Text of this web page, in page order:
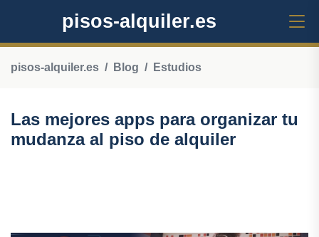
pisos-alquiler.es
pisos-alquiler.es Blog Estudios
Las mejores apps para organizar tu
mudanza al piso de alquiler